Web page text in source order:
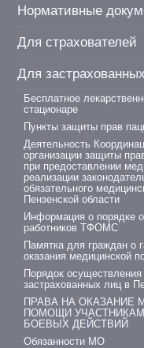
Нормативные
Для страхователей
Для застрахованных
Бесплатное
стационаре
Пункты защиты прав
Деятельность
организации защиты
при предоставлении
реализации
обязательного
Пензенской области
Информация о порядке
работников ТФОМС
Памятка для граждан о
оказания медицинской
Порядок
застрахованных лиц в
ПРАВА НА ОКАЗАНИЕ
ПОМОЩИ
БОЕВЫХ ДЕЙСТВИЙ
Обязанности МО